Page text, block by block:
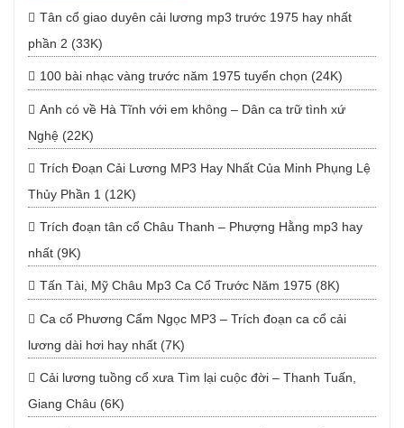
Tân cổ giao duyên cải lương mp3 trước 1975 hay nhất
phần 2 (33K)
100 bài nhạc vàng trước năm 1975 tuyển chọn (24K)
Anh có về Hà Tĩnh với em không – Dân ca trữ tình xứ
Nghệ (22K)
Trích Đoạn Cải Lương MP3 Hay Nhất Của Minh Phụng Lệ
Thủy Phần 1 (12K)
Trích đoạn tân cổ Châu Thanh – Phượng Hằng mp3 hay
nhất (9K)
Tấn Tài, Mỹ Châu Mp3 Ca Cổ Trước Năm 1975 (8K)
Ca cổ Phương Cẩm Ngọc MP3 – Trích đoạn ca cổ cải
lương dài hơi hay nhất (7K)
Cải lương tuồng cổ xưa Tìm lại cuộc đời – Thanh Tuấn,
Giang Châu (6K)